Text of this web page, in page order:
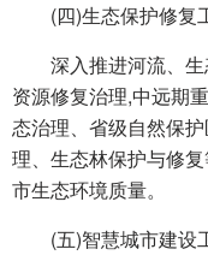
(四)生态保护修复
深入推进河流、生
资源修复治理,中远期
态治理、省级自然保
理、生态林保护与修
市生态环境质量。
(五)智慧城市建设